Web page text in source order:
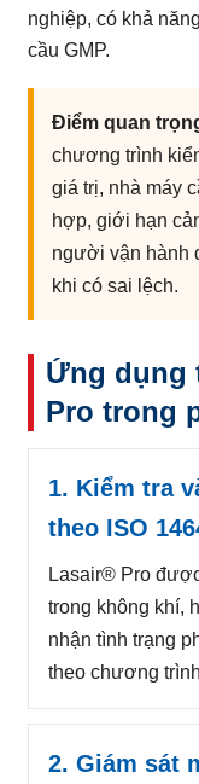
nghiệp, có khả
cầu GMP.
Điểm quan
chương trình
giá trị, nhà máy
hợp, giới hạn
người vận hành
khi có sai lệch.
Ứng dụng
Pro trong
1. Kiểm tra
theo ISO
Lasair® Pro
trong không khí,
nhận tình trạng
theo chương
2. Giám sát